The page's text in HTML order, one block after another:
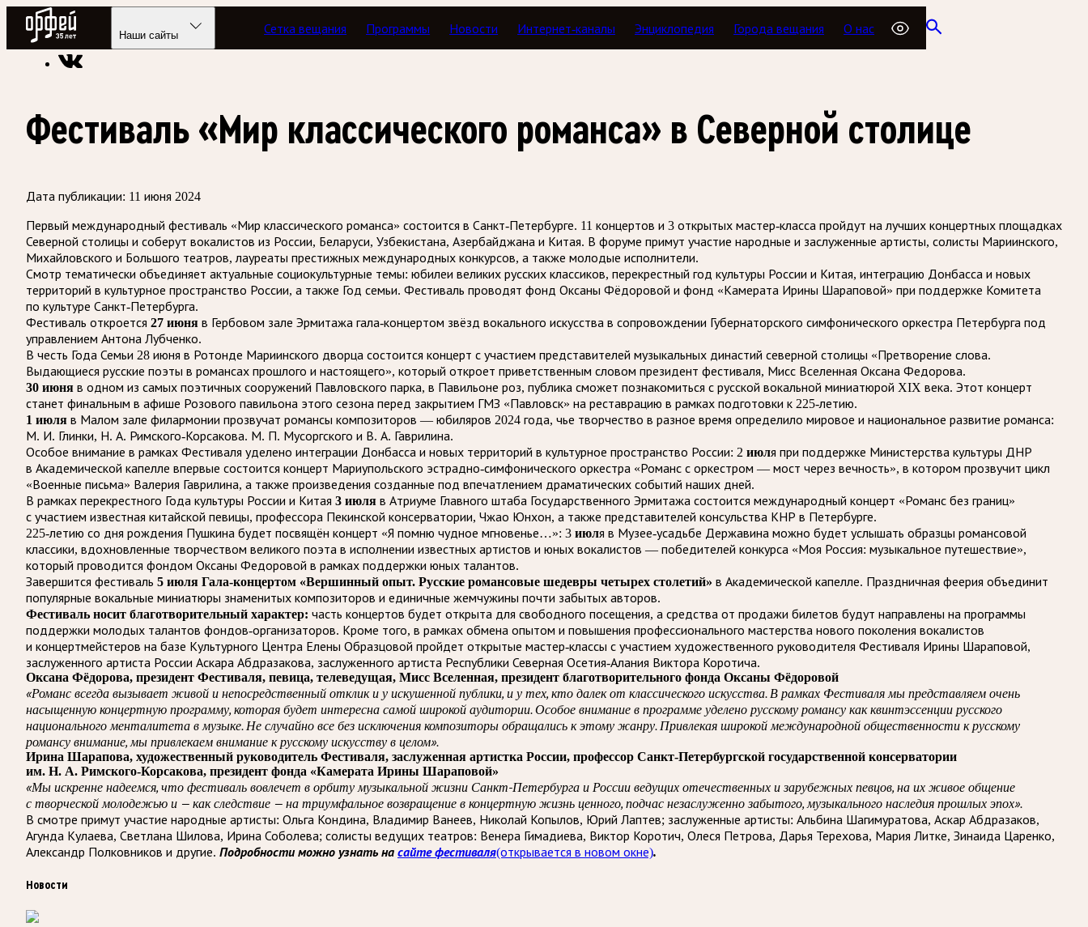
Радио Орфей
Наши сайты Сетка вещания Программы Новости Интернет-каналы Энциклопедия Города вещания О нас
Радио классической музыки «Орфей» Новости
Фестиваль «Мир классического романса» в Северной столице
Дата публикации: 11 июня 2024
Первый международный фестиваль «Мир классического романса» состоится в Санкт-Петербурге. 11 концертов и 3 открытых мастер-класса пройдут на лучших концертных площадках
Северной столицы и соберут вокалистов из России, Беларуси, Узбекистана, Азербайджана и Китая. В форуме примут участие народные и заслуженные артисты, солисты Мариинского,
Михайловского и Большого театров, лауреаты престижных международных конкурсов, а также молодые исполнители.
Смотр тематически объединяет актуальные социокультурные темы: юбилеи великих русских классиков, перекрестный год культуры России и Китая, интеграцию Донбасса и новых
территорий в культурное пространство России, а также Год семьи. Фестиваль проводят фонд Оксаны Фёдоровой и фонд «Камерата Ирины Шараповой» при поддержке Комитета
по культуре Санкт-Петербурга.
Фестиваль откроется 27 июня в Гербовом зале Эрмитажа гала-концертом звёзд вокального искусства в сопровождении Губернаторского симфонического оркестра Петербурга под
управлением Антона Лубченко.
В честь Года Семьи 28 июня в Ротонде Мариинского дворца состоится концерт с участием представителей музыкальных династий северной столицы «Претворение слова.
Выдающиеся русские поэты в романсах прошлого и настоящего», который откроет приветственным словом президент фестиваля, Мисс Вселенная Оксана Федорова.
30 июня в одном из самых поэтичных сооружений Павловского парка, в Павильоне роз, публика сможет познакомиться с русской вокальной миниатюрой XIX века. Этот концерт
станет финальным в афише Розового павильона этого сезона перед закрытием ГМЗ «Павловск» на реставрацию в рамках подготовки к 225-летию.
1 июля в Малом зале филармонии прозвучат романсы композиторов — юбиляров 2024 года, чье творчество в разное время определило мировое и национальное развитие романса:
М. И. Глинки, Н. А. Римского-Корсакова. М. П. Мусоргского и В. А. Гаврилина.
Особое внимание в рамках Фестиваля уделено интеграции Донбасса и новых территорий в культурное пространство России: 2 июля при поддержке Министерства культуры ДНР
в Академической капелле впервые состоится концерт Мариупольского эстрадно-симфонического оркестра «Романс с оркестром — мост через вечность», в котором прозвучит цикл
«Военные письма» Валерия Гаврилина, а также произведения созданные под впечатлением драматических событий наших дней.
В рамках перекрестного Года культуры России и Китая 3 июля в Атриуме Главного штаба Государственного Эрмитажа состоится международный концерт «Романс без границ»
с участием известная китайской певицы, профессора Пекинской консерватории, Чжао Юнхон, а также представителей консульства КНР в Петербурге.
225-летию со дня рождения Пушкина будет посвящён концерт «Я помню чудное мгновенье…»: 3 июля в Музее-усадьбе Державина можно будет услышать образцы романсовой
классики, вдохновленные творчеством великого поэта в исполнении известных артистов и юных вокалистов — победителей конкурса «Моя Россия: музыкальное путешествие»,
который проводится фондом Оксаны Федоровой в рамках поддержки юных талантов.
Завершится фестиваль 5 июля Гала-концертом «Вершинный опыт. Русские романсовые шедевры четырех столетий» в Академической капелле. Праздничная феерия объединит
популярные вокальные миниатюры знаменитых композиторов и единичные жемчужины почти забытых авторов.
Фестиваль носит благотворительный характер: часть концертов будет открыта для свободного посещения, а средства от продажи билетов будут направлены на программы
поддержки молодых талантов фондов-организаторов. Кроме того, в рамках обмена опытом и повышения профессионального мастерства нового поколения вокалистов
и концертмейстеров на базе Культурного Центра Елены Образцовой пройдет открытые мастер-классы с участием художественного руководителя Фестиваля Ирины Шараповой,
заслуженного артиста России Аскара Абдразакова, заслуженного артиста Республики Северная Осетия-Алания Виктора Коротича.
Оксана Фёдорова, президент Фестиваля, певица, телеведущая, Мисс Вселенная, президент благотворительного фонда Оксаны Фёдоровой
«Романс всегда вызывает живой и непосредственный отклик и у искушенной публики, и у тех, кто далек от классического искусства. В рамках Фестиваля мы представляем очень
насыщенную концертную программу, которая будет интересна самой широкой аудитории. Особое внимание в программе уделено русскому романсу как квинтэссенции русского
национального менталитета в музыке. Не случайно все без исключения композиторы обращались к этому жанру. Привлекая широкой международной общественности к русскому
романсу внимание, мы привлекаем внимание к русскому искусству в целом».
Ирина Шарапова, художественный руководитель Фестиваля, заслуженная артистка России, профессор Санкт-Петербургской государственной консерватории
им. Н. А. Римского-Корсакова, президент фонда «Камерата Ирины Шараповой»
«Мы искренне надеемся, что фестиваль вовлечет в орбиту музыкальной жизни Санкт-Петербурга и России ведущих отечественных и зарубежных певцов, на их живое общение
с творческой молодежью и — как следствие — на триумфальное возвращение в концертную жизнь ценного, подчас незаслуженно забытого, музыкального наследия прошлых эпох».
В смотре примут участие народные артисты: Ольга Кондина, Владимир Ванеев, Николай Копылов, Юрий Лаптев; заслуженные артисты: Альбина Шагимуратова, Аскар Абдразаков,
Агунда Кулаева, Светлана Шилова, Ирина Соболева; солисты ведущих театров: Венера Гимадиева, Виктор Коротич, Олеся Петрова, Дарья Терехова, Мария Литке, Зинаида Царенко,
Александр Полковников и другие. Подробности можно узнать на сайте фестиваля(открывается в новом окне).
Новости